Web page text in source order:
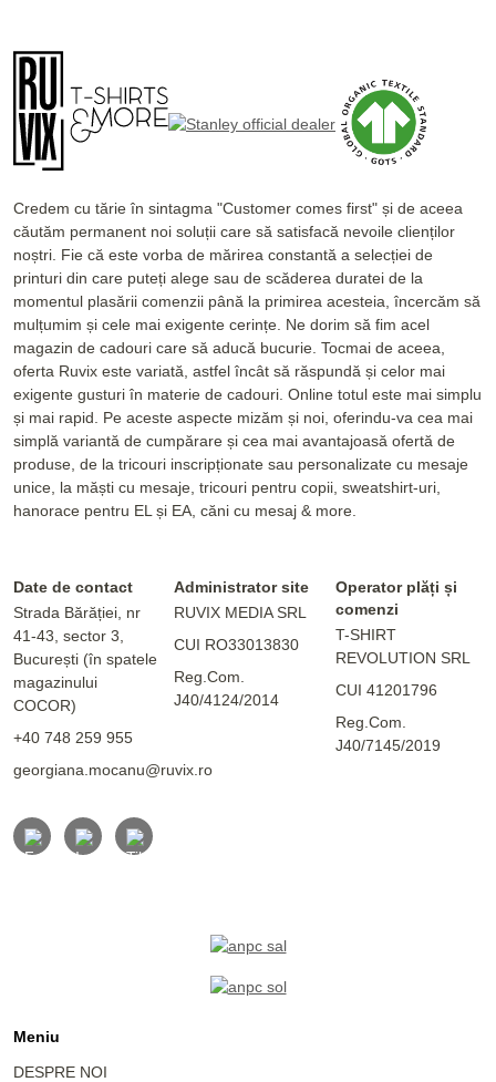
Credem cu tărie în sintagma "Customer comes first" și de aceea
căutăm permanent noi soluții care să satisfacă nevoile clienților
noștri. Fie că este vorba de mărirea constantă a selecției de
printuri din care puteți alege sau de scăderea duratei de la
momentul plasării comenzii până la primirea acesteia, încercăm să
mulțumim și cele mai exigente cerințe. Ne dorim să fim acel
magazin de cadouri care să aducă bucurie. Tocmai de aceea,
oferta Ruvix este variată, astfel încât să răspundă și celor mai
exigente gusturi în materie de cadouri. Online totul este mai simplu
și mai rapid. Pe aceste aspecte mizăm și noi, oferindu-va cea mai
simplă variantă de cumpărare și cea mai avantajoasă ofertă de
produse, de la tricouri inscripționate sau personalizate cu mesaje
unice, la măști cu mesaje, tricouri pentru copii, sweatshirt-uri,
hanorace pentru EL și EA, căni cu mesaj & more.
Date de contact
Strada Bărăției, nr
41-43, sector 3,
București (în spatele
magazinului
COCOR)
+40 748 259 955
georgiana.mocanu@ruvix.ro
Administrator site
RUVIX MEDIA SRL
CUI RO33013830
Reg.Com.
J40/4124/2014
Operator plăți și
comenzi
T-SHIRT
REVOLUTION SRL
CUI 41201796
Reg.Com.
J40/7145/2019
Meniu
DESPRE NOI